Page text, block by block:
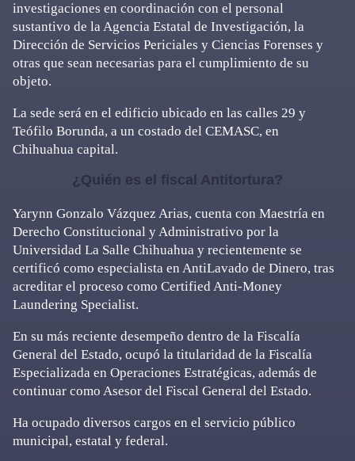
investigaciones en coordinación con el personal
sustantivo de la Agencia Estatal de Investigación, la
Dirección de Servicios Periciales y Ciencias Forenses y
otras que sean necesarias para el cumplimiento de su
objeto.
La sede será en el edificio ubicado en las calles 29 y
Teófilo Borunda, a un costado del CEMASC, en
Chihuahua capital.
¿Quién es el fiscal Antitortura?
Yarynn Gonzalo Vázquez Arias, cuenta con Maestría en
Derecho Constitucional y Administrativo por la
Universidad La Salle Chihuahua y recientemente se
certificó como especialista en AntiLavado de Dinero, tras
acreditar el proceso como Certified Anti-Money
Laundering Specialist.
En su más reciente desempeño dentro de la Fiscalía
General del Estado, ocupó la titularidad de la Fiscalía
Especializada en Operaciones Estratégicas, además de
continuar como Asesor del Fiscal General del Estado.
Ha ocupado diversos cargos en el servicio público
municipal, estatal y federal.